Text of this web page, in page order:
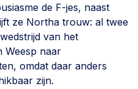
de F-jes, naast
ze Northa trouw: al twee
van het
Weesp naar
omdat daar anders
zijn.